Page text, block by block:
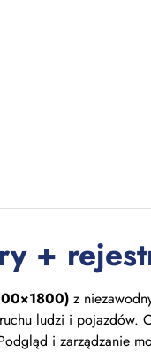
+
z
ludzi i pojazdów.
i zarządzanie